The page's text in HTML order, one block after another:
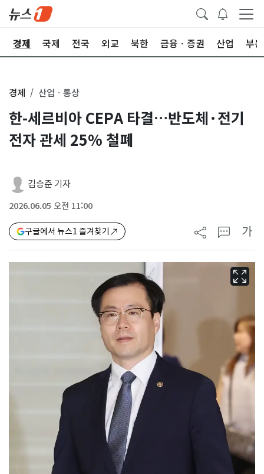
경제 국제 전국 외교 북한 금융ㆍ증권 산업 부
경제 산업ㆍ통상
한-세르비아 CEPA 타결…반도체·전기
전자 관세 25% 철폐
김승준 기자
2026.06.05 오전 11:00
구글에서 뉴스1 즐겨찾기 가